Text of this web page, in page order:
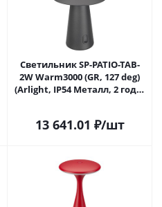
Светильник SP-PATIO-TAB-
2W Warm3000 (GR, 127 deg)
(Arlight, IP54 Металл, 2 года)
13 641.01 ₽/шт